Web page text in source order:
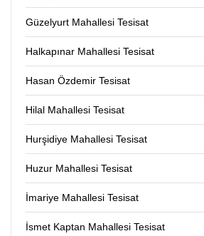
Güzelyurt Mahallesi Tesisat
Halkapınar Mahallesi Tesisat
Hasan Özdemir Tesisat
Hilal Mahallesi Tesisat
Hurşidiye Mahallesi Tesisat
Huzur Mahallesi Tesisat
İmariye Mahallesi Tesisat
İsmet Kaptan Mahallesi Tesisat